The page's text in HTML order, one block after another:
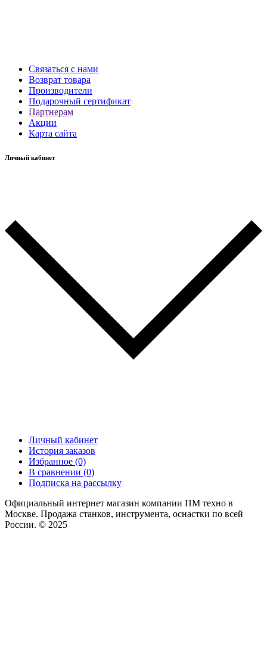
Связаться с нами
Возврат товара
Производители
Подарочный сертификат
Партнерам
Акции
Карта сайта
Личный кабинет
Личный кабинет
История заказов
Избранное (0)
В сравнении (0)
Подписка на рассылку
Официальный интернет магазин компании ПМ техно в
Москве. Продажа станков, инструмента, оснастки по всей
России. © 2025